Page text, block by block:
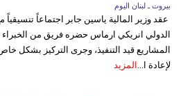
بيروت ـ لبنان اليوم
عقد وزير المالية ياسين جابر اجتماعاً
الدولي انريكي ارماس حضره فريق من
لإعادة ا...
المزيد